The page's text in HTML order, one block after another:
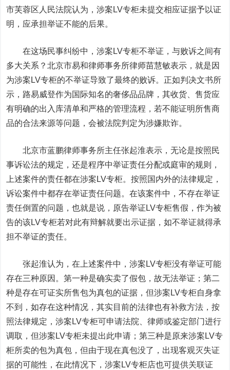
市芙蓉区人民法院认为，涉案LV专柜未提交相应证据予以证
明，应承担举证不能的后果。
在这场民事纠纷中，涉案LV专柜不举证，与败诉之间有
多大关系？北京市易和律师事务所律师苗慧敏表示，就是因
为涉案LV专柜的不举证导致了最终的败诉。正如判决文书所
示，路易威登作为国际知名的奢侈品品牌，其收货、售货应
有明确的出入库清单和严格的管理流程，若不能证明所售商
品的合法来源等问题，会被法院判定为涉嫌欺诈。
北京市蓝鹏律师事务所主任张起淮表示，无论是按照民
事诉讼法的规定，还是程序中举证责任分配或庭审的规则，
上述案件的责任都在涉案LV专柜。按照国内外的法律规定，
诉讼案件中都存在举证责任问题。在该案件中，不存在举证
责任倒置的问题，也就是说，原告举证LV专柜售假，作为被
告的该LV专柜若对此有辩解就要出示证据，如不举证就得承
担不举证的责任。
张起淮认为，在上述案件中，涉案LV专柜没有举证可能
存在三种原因。第一种是确实卖了假包，故无法举证；第二
种是存在可证实所售包为真包的证据，但涉案LV专柜自身拿
不到，如存在这种情况，其实目前的法律也有补救方法，按
照法律规定，涉案LV专柜可申请法院、律师或鉴定部门进行
调取，但涉案LV专柜未提出此申请；第三种是原来涉案LV专
柜所卖的包为真包，但由于现在真包没了，出现客观灭失证
据的可能性，在此情况下，涉案LV专柜店也可提供关联证